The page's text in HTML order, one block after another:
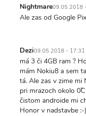
Nightmare09.05.2018
Ale zas od Google
Dezi09.05.2018 - 17:31
má 3 či 4GB ram ?
mám Nokiu8 a sem
tá. Ale zas v zime mi
pri mrazoch okolo
čistom androide mi
Honor v nadstavbe :-)